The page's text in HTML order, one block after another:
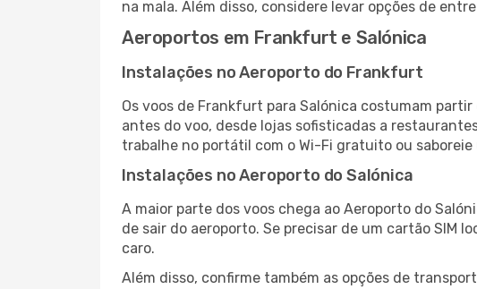
na mala. Além disso, considere levar opções de
Aeroportos em Frankfurt e Salónica
Instalações no Aeroporto do Frankfurt
Os voos de Frankfurt para Salónica costumam
antes do voo, desde lojas sofisticadas a
trabalhe no portátil com o Wi-Fi gratuito ou
Instalações no Aeroporto do Salónica
A maior parte dos voos chega ao Aeroporto do
de sair do aeroporto. Se precisar de um cartão SIM
caro.
Além disso, confirme também as opções de